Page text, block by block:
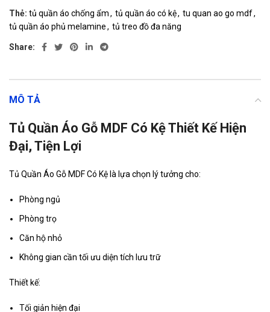
Thẻ: tủ quần áo chống ẩm, tủ quần áo có kệ, tu quan ao go mdf,
tủ quần áo phủ melamine, tủ treo đồ đa năng
Share:
MÔ TẢ
Tủ Quần Áo Gỗ MDF Có Kệ Thiết Kế Hiện
Đại, Tiện Lợi
Tủ Quần Áo Gỗ MDF Có Kệ là lựa chọn lý tưởng cho:
Phòng ngủ
Phòng trọ
Căn hộ nhỏ
Không gian cần tối ưu diện tích lưu trữ
Thiết kế:
Tối giản hiện đại